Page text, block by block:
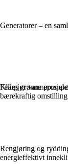
Generatorer – en
Felles grønne
bærekraftig omstilling
Rengjøring og
energieffektivt
Klargjør